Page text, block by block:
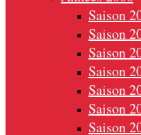
Saison
Saison
Saison
Saison
Saison
Saison
Saison